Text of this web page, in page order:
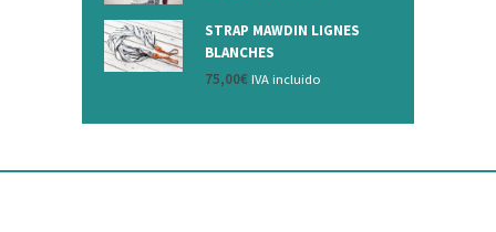
STRAP MAWDIN LIGNES
BLANCHES
75,00€ IVA incluido